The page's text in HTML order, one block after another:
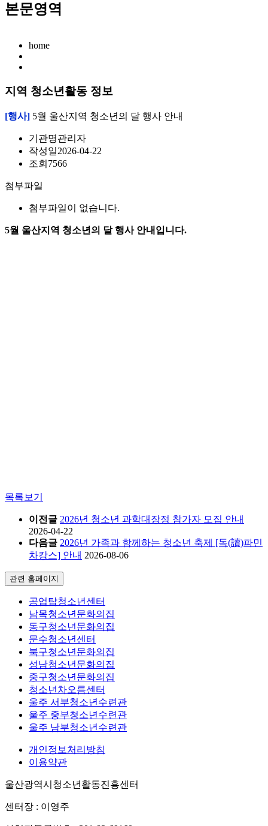
본문영역
home
지역 청소년활동 정보
[행사] 5월 울산지역 청소년의 달 행사 안내
기관명관리자
작성일2026-04-22
조회 7566
첨부파일
첨부파일이 없습니다.
5월 울산지역 청소년의 달 행사 안내입니다.
목록보기
이전글 2026년 청소년 과학대장정 참가자 모집 안내
2026-04-22
다음글 2026년 가족과 함께하는 청소년 축제 [독(讀)파민
차캉스] 안내 2026-08-06
관련 홈페이지
공업탑청소년센터
남목청소년문화의집
동구청소년문화의집
문수청소년센터
북구청소년문화의집
성남청소년문화의집
중구청소년문화의집
청소년차오름센터
울주 서부청소년수련관
울주 중부청소년수련관
울주 남부청소년수련관
개인정보처리방침
이용약관
울산광역시청소년활동진흥센터
센터장 : 이영주